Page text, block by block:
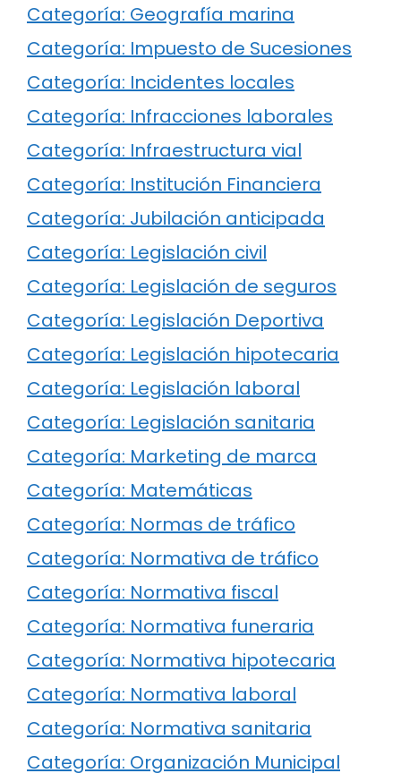
Categoría: Geografía marina
Categoría: Impuesto de Sucesiones
Categoría: Incidentes locales
Categoría: Infracciones laborales
Categoría: Infraestructura vial
Categoría: Institución Financiera
Categoría: Jubilación anticipada
Categoría: Legislación civil
Categoría: Legislación de seguros
Categoría: Legislación Deportiva
Categoría: Legislación hipotecaria
Categoría: Legislación laboral
Categoría: Legislación sanitaria
Categoría: Marketing de marca
Categoría: Matemáticas
Categoría: Normas de tráfico
Categoría: Normativa de tráfico
Categoría: Normativa fiscal
Categoría: Normativa funeraria
Categoría: Normativa hipotecaria
Categoría: Normativa laboral
Categoría: Normativa sanitaria
Categoría: Organización Municipal